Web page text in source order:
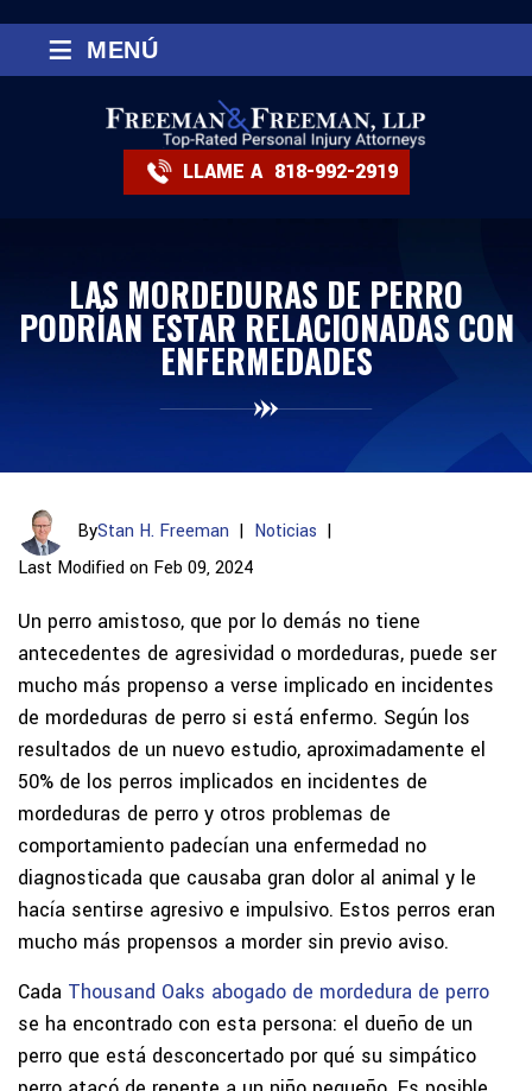
LLAME A 818-992-2919
≡ MENÚ
LAS MORDEDURAS DE PERRO
PODRÍAN ESTAR RELACIONADAS CON
ENFERMEDADES
ByStan H. Freeman | Noticias |
Last Modified on Feb 09, 2024
Un perro amistoso, que por lo demás no tiene
antecedentes de agresividad o mordeduras, puede ser
mucho más propenso a verse implicado en incidentes
de mordeduras de perro si está enfermo. Según los
resultados de un nuevo estudio, aproximadamente el
50% de los perros implicados en incidentes de
mordeduras de perro y otros problemas de
comportamiento padecían una enfermedad no
diagnosticada que causaba gran dolor al animal y le
hacía sentirse agresivo e impulsivo. Estos perros eran
mucho más propensos a morder sin previo aviso.
Cada Thousand Oaks abogado de mordedura de perro
se ha encontrado con esta persona: el dueño de un
perro que está desconcertado por qué su simpático